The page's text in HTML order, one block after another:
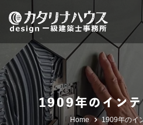
content
1909年のイン
Home 1909年のイ